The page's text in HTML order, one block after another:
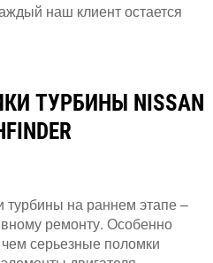
наш клиент остается
ТУРБИНЫ NISSAN
турбины на раннем этапе –
ремонту. Особенно
серьезные поломки